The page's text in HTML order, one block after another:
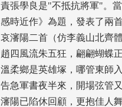
責張學良是"不抵抗將軍"。
感時近作》為題，發表了兩
哀瀋陽二首（仿李義山北齊體
趙四風流朱五狂，翩翩蝴蝶正
溫柔鄉是英雄塚，哪管東師入
告急軍書夜半來，開場弦管又
瀋陽已陷休回顧，更抱佳人舞